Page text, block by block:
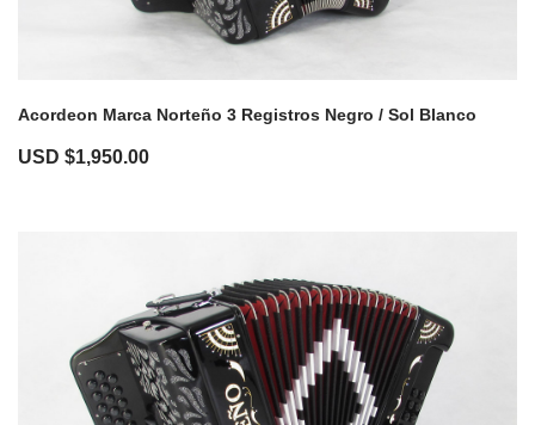
Acordeon Marca Norteño 3 Registros Negro / Sol Blanco
USD $1,950.00